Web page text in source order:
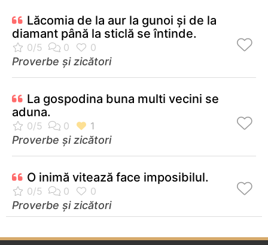
Lăcomia de la aur la gunoi şi de la
diamant până la sticlă se întinde.
Proverbe și zicători
La gospodina buna multi vecini se
aduna.
Proverbe și zicători
O inimă vitează face imposibilul.
Proverbe și zicători